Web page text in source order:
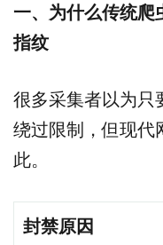
一、为什么传统爬
指纹
很多采集者以为只
绕过限制，但现代
此。
封禁原因